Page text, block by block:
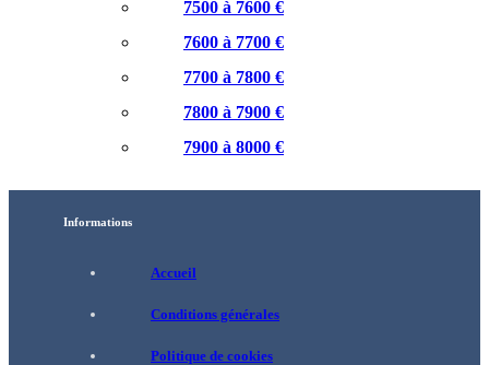
7500 à 7600 €
7600 à 7700 €
7700 à 7800 €
7800 à 7900 €
7900 à 8000 €
Informations
Accueil
Conditions générales
Politique de cookies